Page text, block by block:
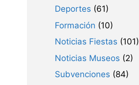
Deportes (61)
Formación (10)
Noticias Fiestas (101)
Noticias Museos (2)
Subvenciones (84)